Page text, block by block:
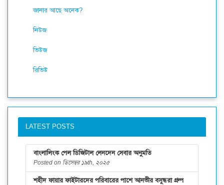
জানার আছে অনেক?
নিউজ
ভিউজ
রিভিউ
LATEST POSTS
বাংলালিংক পেল ডিজিটাল লেনদেন সেবার অনুমতি
Posted on ডিসেম্বর ১৯th, ২০২৫
শহীদ ফায়ার ফাইটারদের পরিবারের পাশে আনভীর বসুন্ধরা গ্রুপ